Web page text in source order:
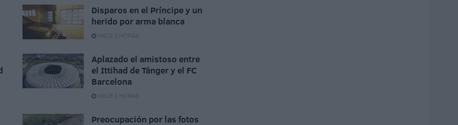
Disparos en el Príncipe y un
herido por arma blanca
HACE 2 HORAS
Aplazado el amistoso entre
el Ittihad de Tánger y el FC
Barcelona
HACE 3 HORAS
Preocupación por las fotos